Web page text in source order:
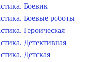
Боевик
Боевые роботы
Героическая
Детективная
Детская